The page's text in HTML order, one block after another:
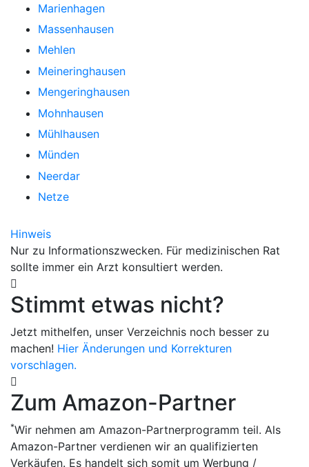
Marienhagen
Massenhausen
Mehlen
Meineringhausen
Mengeringhausen
Mohnhausen
Mühlhausen
Münden
Neerdar
Netze
Hinweis
Nur zu Informationszwecken. Für medizinischen Rat
sollte immer ein Arzt konsultiert werden.
Stimmt etwas nicht?
Jetzt mithelfen, unser Verzeichnis noch besser zu
machen! Hier Änderungen und Korrekturen
vorschlagen.
Zum Amazon-Partner
*Wir nehmen am Amazon-Partnerprogramm teil. Als
Amazon-Partner verdienen wir an qualifizierten
Verkäufen. Es handelt sich somit um Werbung /